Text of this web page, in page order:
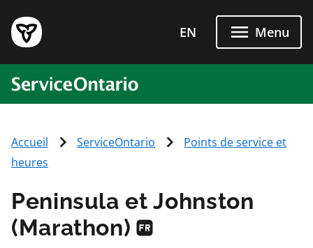
EN Menu
Accueil ServiceOntario
Points de service et
heures
Peninsula et Johnston
(Marathon)